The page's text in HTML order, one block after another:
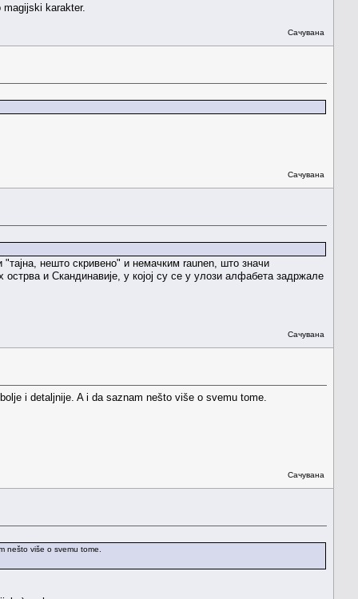
karakter.
Сачувана
Сачувана
нешто скривено" и немачким raunen, што значи
и Скандинавије, у којој су се у улози алфабета задржале
Сачувана
i detaljnije. A i da saznam nešto više o svemu tome.
Сачувана
nešto više o svemu tome.